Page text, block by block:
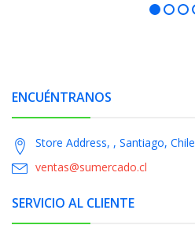
ENCUÉNTRANOS
Store Address, , Santiago, Chile
ventas@sumercado.cl
SERVICIO AL CLIENTE